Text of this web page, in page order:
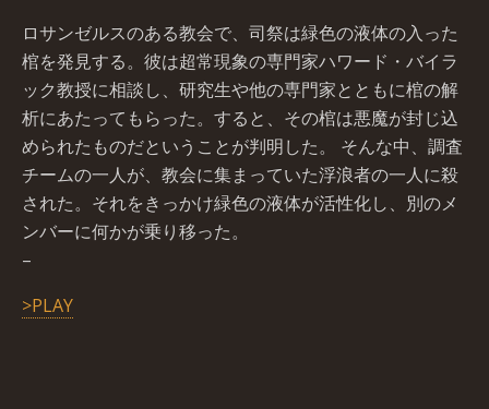
ロサンゼルスのある教会で、司祭は緑色の液体の入った
棺を発見する。彼は超常現象の専門家ハワード・バイラ
ック教授に相談し、研究生や他の専門家とともに棺の解
析にあたってもらった。すると、その棺は悪魔が封じ込
められたものだということが判明した。 そんな中、調査
チームの一人が、教会に集まっていた浮浪者の一人に殺
された。それをきっかけ緑色の液体が活性化し、別のメ
ンバーに何かが乗り移った。
–
>PLAY